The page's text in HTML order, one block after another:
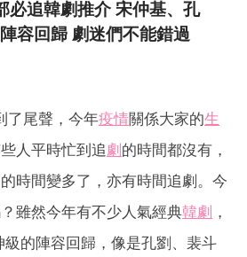
必追韓劇推介 宋仲基、孔
容回歸 劇迷們不能錯過
了尾聲，今年疫情關係大家的生
人平時忙到追劇的時間都沒有，
時間變多了，亦有時間追劇。今
雖然今年有不少人氣經典韓劇 ，
的陣容回歸，像是孔劉、裴斗